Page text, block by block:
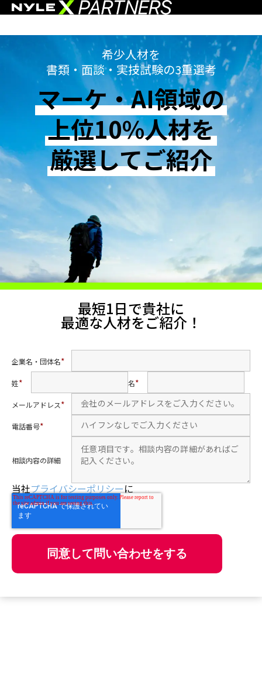
希少人材を
書類・面談・実技試験の3重選考
マーケ・AI領域の
上位10%人材を
厳選してご紹介
最短1日で貴社に
最適な人材をご紹介！
企業名・団体名*
姓* 名*
メールアドレス*
電話番号*
相談内容の詳細
当社プライバシーポリシーに